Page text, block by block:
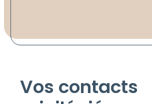
Les informations signalées d’un
obligatoires pour la gestion de vos
d’un droit d’accès de rectification
portabilité des informations vous
Vos contacts